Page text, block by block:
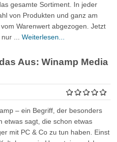
gesamte Sortiment. In jeder
von Produkten und ganz am
Warenwert abgezogen. Jetzt
nur ...Weiterlesen...
Aus: Winamp Media
– ein Begriff, der besonders
etwas sagt, die schon etwas
mit PC & Co zu tun haben. Einst